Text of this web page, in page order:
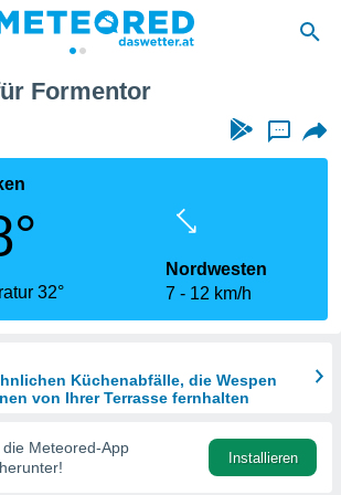
Formentor
...
32°
Nordwesten
7
12 km/h
Küchenabfälle, die Wespen
von Ihrer Terrasse fernhalten
die Meteored-App
Installieren